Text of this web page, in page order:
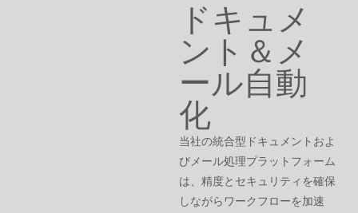
ドキュメ
ント＆メ
ール自動
化
当社の統合型ドキュメントおよ
びメール処理プラットフォーム
は、精度とセキュリティを確保
しながらワークフローを加速